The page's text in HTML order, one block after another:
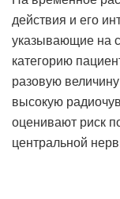
действия и его
указывающие на
категорию
разовую
высокую
оценивают риск
центральной